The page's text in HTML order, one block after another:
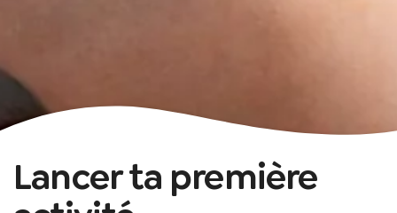
Lancer ta première